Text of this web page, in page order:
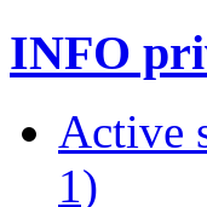
INFO
Active
1)